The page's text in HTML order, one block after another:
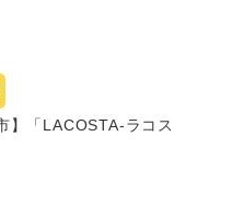
】「LACOSTA-ラコス